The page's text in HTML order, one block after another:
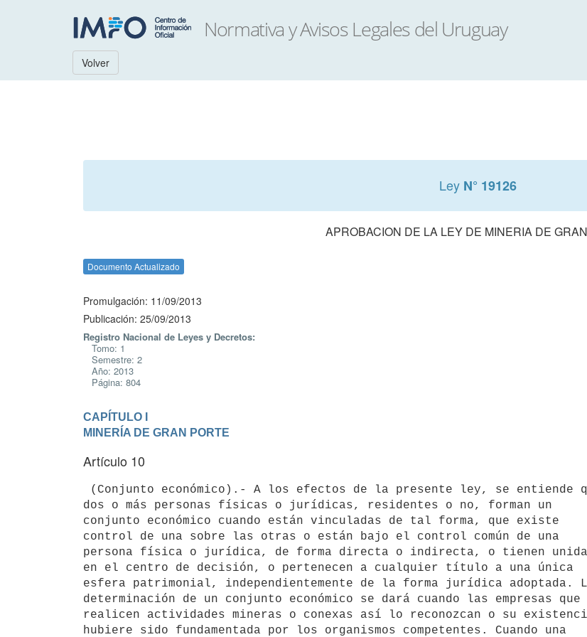
Volver
Ley N° 19126
APROBACION DE LA LEY DE MINERIA DE
Documento Actualizado
Promulgación: 11/09/2013
Publicación: 25/09/2013
Registro Nacional de Leyes y Decretos:
Tomo: 1
Semestre: 2
Año: 2013
Página: 804
CAPÍTULO I
MINERÍA DE GRAN PORTE
Artículo 10
dos o más personas físicas o jurídicas, residentes o no, forman un
conjunto económico cuando están vinculadas de tal forma, que existe
control de una sobre las otras o están bajo el control común de una
persona física o jurídica, de forma directa o indirecta, o tienen
en el centro de decisión, o pertenecen a cualquier título a una única
esfera patrimonial, independientemente de la forma jurídica adoptada.
determinación de un conjunto económico se dará cuando las empresas que
realicen actividades mineras o conexas así lo reconozcan o su
hubiere sido fundamentada por los organismos competentes. Cuando una